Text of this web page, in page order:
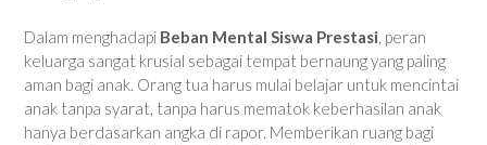
Dalam menghadapi Beban Mental Siswa Prestasi, peran
keluarga sangat krusial sebagai tempat bernaung yang paling
aman bagi anak. Orang tua harus mulai belajar untuk mencintai
anak tanpa syarat, tanpa harus mematok keberhasilan anak
hanya berdasarkan angka di rapor. Memberikan ruang bagi